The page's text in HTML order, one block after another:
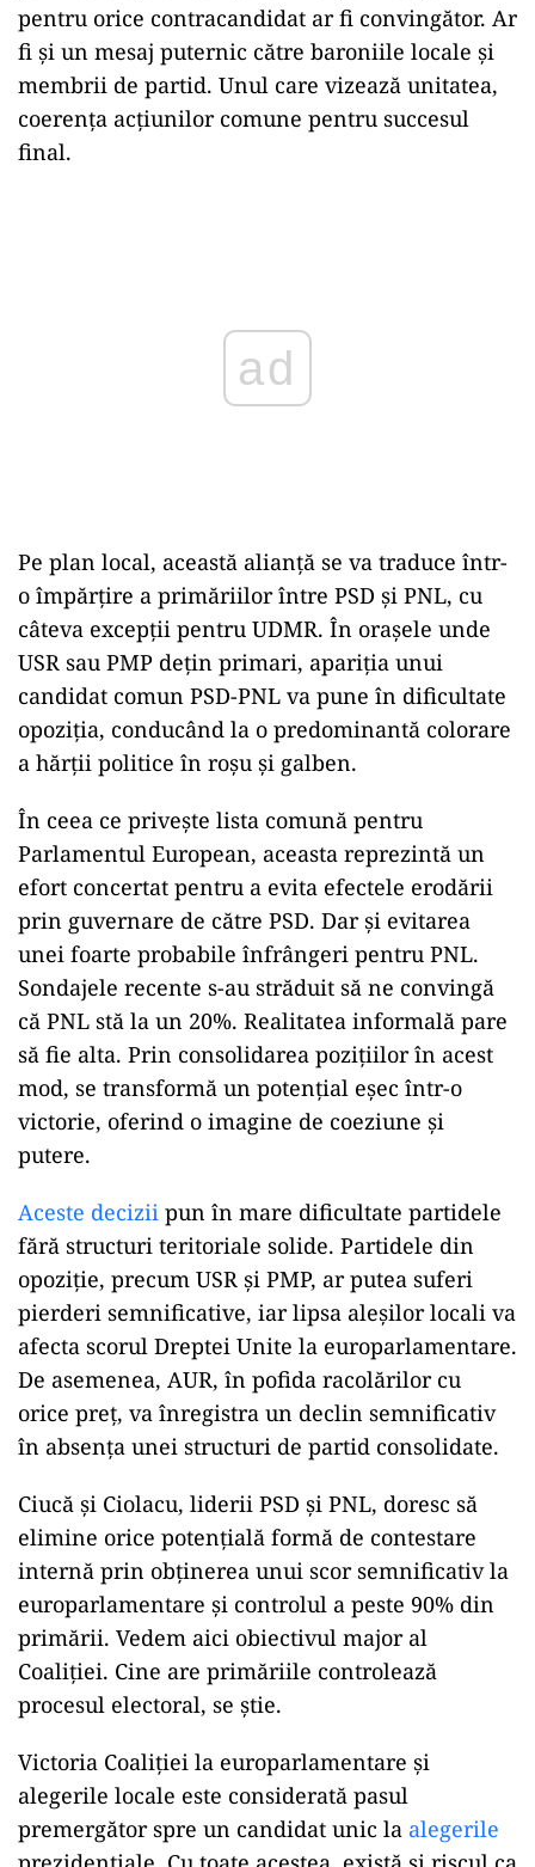
pentru orice contracandidat ar fi convingător. Ar
fi și un mesaj puternic către baroniile locale și
membrii de partid. Unul care vizează unitatea,
coerența acțiunilor comune pentru succesul
final.
Pe plan local, această alianță se va traduce într-
o împărțire a primăriilor între PSD și PNL, cu
câteva excepții pentru UDMR. În orașele unde
USR sau PMP dețin primari, apariția unui
candidat comun PSD-PNL va pune în dificultate
opoziția, conducând la o predominantă colorare
a hărții politice în roșu și galben.
În ceea ce privește lista comună pentru
Parlamentul European, aceasta reprezintă un
efort concertat pentru a evita efectele erodării
prin guvernare de către PSD. Dar și evitarea
unei foarte probabile înfrângeri pentru PNL.
Sondajele recente s-au străduit să ne convingă
că PNL stă la un 20%. Realitatea informală pare
să fie alta. Prin consolidarea pozițiilor în acest
mod, se transformă un potențial eșec într-o
victorie, oferind o imagine de coeziune și
putere.
Aceste decizii pun în mare dificultate partidele
fără structuri teritoriale solide. Partidele din
opoziție, precum USR și PMP, ar putea suferi
pierderi semnificative, iar lipsa aleșilor locali va
afecta scorul Dreptei Unite la europarlamentare.
De asemenea, AUR, în pofida racolărilor cu
orice preț, va înregistra un declin semnificativ
în absența unei structuri de partid consolidate.
Ciucă și Ciolacu, liderii PSD și PNL, doresc să
elimine orice potențială formă de contestare
internă prin obținerea unui scor semnificativ la
europarlamentare și controlul a peste 90% din
primării. Vedem aici obiectivul major al
Coaliției. Cine are primăriile controlează
procesul electoral, se știe.
Victoria Coaliției la europarlamentare și
alegerile locale este considerată pasul
premergător spre un candidat unic la alegerile